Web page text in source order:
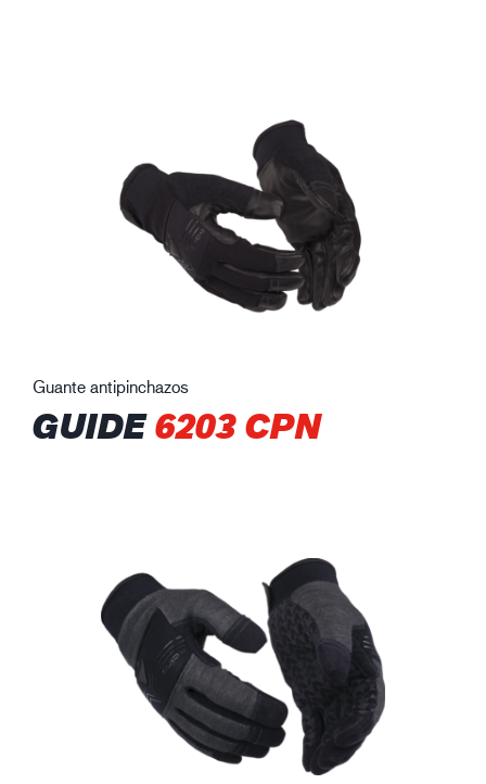
Guante antipinchazos
GUIDE6203 CPN